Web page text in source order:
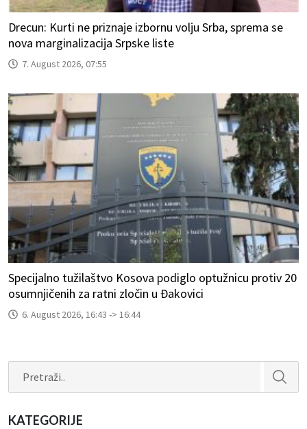
Drecun: Kurti ne priznaje izbornu volju Srba, sprema se
nova marginalizacija Srpske liste
7. August 2026, 07:55
Specijalno tužilaštvo Kosova podiglo optužnicu protiv 20
osumnjičenih za ratni zločin u Đakovici
6. August 2026, 16:43 -> 16:44
KATEGORIJE